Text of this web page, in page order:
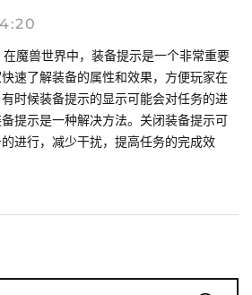
魔兽世界中，装备提示是一个非常重要
速了解装备的属性和效果，方便玩家在
时候装备提示的显示可能会对任务的进
提示是一种解决方法。关闭装备提示可
进行，减少干扰，提高任务的完成效